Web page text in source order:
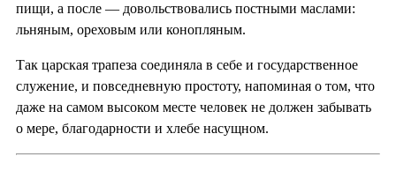
пищи, а после — довольствовались постными маслами:
льняным, ореховым или конопляным.
Так царская трапеза соединяла в себе и государственное
служение, и повседневную простоту, напоминая о том, что
даже на самом высоком месте человек не должен забывать
о мере, благодарности и хлебе насущном.